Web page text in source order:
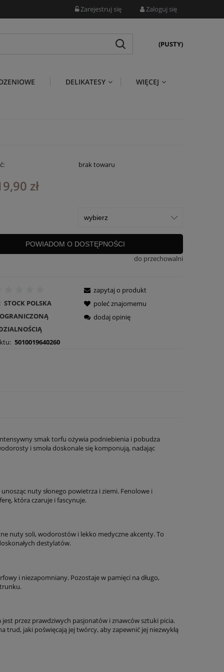
Zarejestruj się Zaloguj się
(PUSTY)
DELIKATESY WIĘCEJ
brak towaru
zł
POWIADOM O DOSTĘPNOŚCI
do przechowalni
STOCK POLSKA
5010019640260
zapytaj o produkt
poleć znajomemu
dodaj opinię
smak torfu ożywia podniebienia i pobudza
i smoła doskonale się komponują, nadając
nuty słonego powietrza i ziemi. Fenolowe i
która czaruje i fascynuje.
nuty soli, wodorostów i lekko medyczne akcenty. To
destylatów.
i niezapomniany. Pozostaje w pamięci na długo,
przez prawdziwych pasjonatów i znawców sztuki picia.
jaki poświęcają jej twórcy, aby zapewnić jej niezwykłą